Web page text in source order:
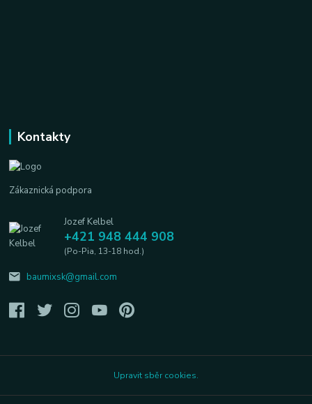
Kontakty
Zákaznická podpora
Jozef Kelbel
+421 948 444 908
(Po-Pia, 13-18 hod.)
baumixsk@gmail.com
Upravit sběr cookies.